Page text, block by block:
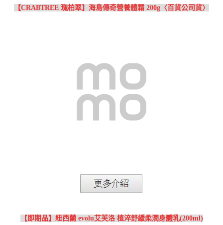
【CRABTREE 瑰柏翠】海島傳奇營養體霜 200g〈百貨公司貨〉
【即期品】紐西蘭 evolu艾芙洛 植淬舒緩柔潤身體乳(200ml)